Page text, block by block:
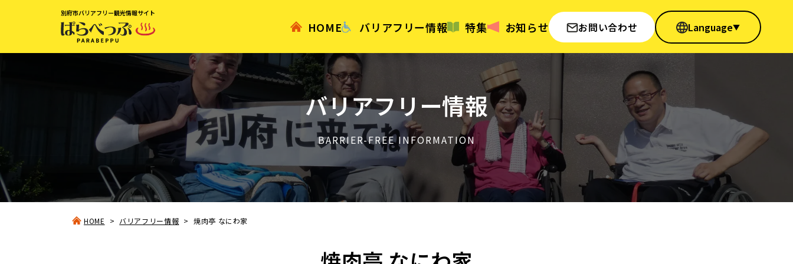
別府市バリアフリー観光情報サイト
HOME バリアフリー情報 特集 お知らせ お問い合わせ Language▼
バリアフリー情報
BARRIER-FREE INFORMATION
HOME バリアフリー情報 焼肉亭 なにわ家